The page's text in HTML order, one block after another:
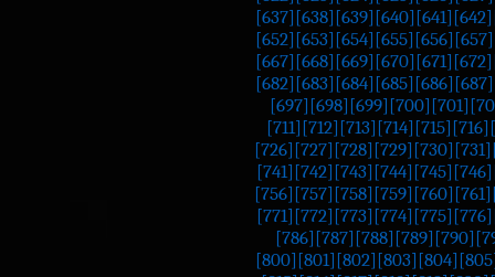
[637] [638] [639] [640] [641] [642]
[652] [653] [654] [655] [656] [657]
[667] [668] [669] [670] [671] [672]
[682] [683] [684] [685] [686] [687]
[697] [698] [699] [700] [701]
[711] [712] [713] [714] [715] [716]
[726] [727] [728] [729] [730] [731]
[741] [742] [743] [744] [745] [746]
[756] [757] [758] [759] [760] [761]
[771] [772] [773] [774] [775] [776]
[786] [787] [788] [789] [790]
[800] [801] [802] [803] [804]